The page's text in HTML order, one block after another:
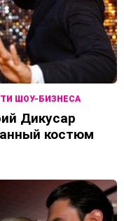
ШОУ-БИЗНЕСА
Дикусар
костюм